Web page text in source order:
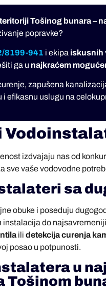
Tošinog bunara –
popravke?
8199-941 i ekipa iskusnih
ga u najkraćem
zapušena
i efikasnu uslugu na
izdvajaju nas od
sve vaše vodovodne
sa
obuke i poseduju
do
ili detekcija curenja
posao u potpunosti.
u
Tošinom